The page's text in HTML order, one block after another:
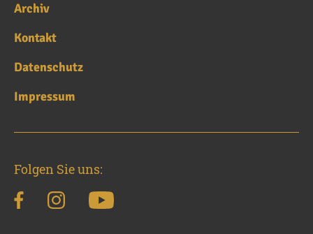
Archiv
Kontakt
Datenschutz
Impressum
Folgen Sie uns: